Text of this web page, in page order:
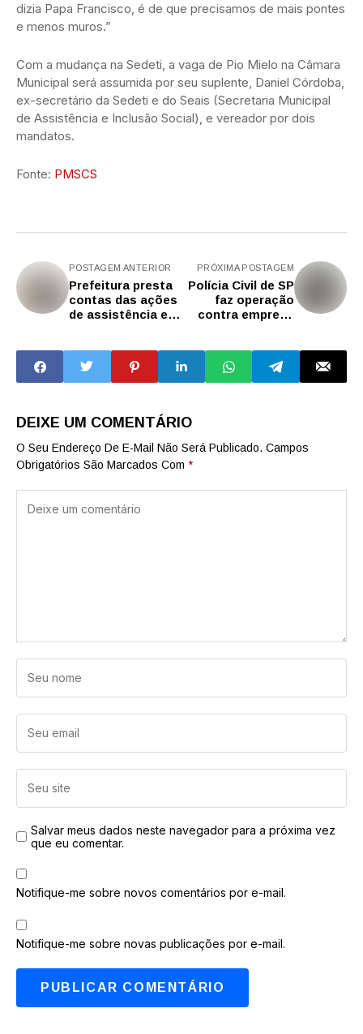
dizia Papa Francisco, é de que precisamos de mais pontes
e menos muros.”
Com a mudança na Sedeti, a vaga de Pio Mielo na Câmara
Municipal será assumida por seu suplente, Daniel Córdoba,
ex-secretário da Sedeti e do Seais (Secretaria Municipal
de Assistência e Inclusão Social), e vereador por dois
mandatos.
Fonte: PMSCS
POSTAGEM ANTERIOR
Prefeitura presta
contas das ações
de assistência e
PRÓXIMA POSTAGEM
Polícia Civil de SP
faz operação
contra empresa
milhões
DEIXE UM COMENTÁRIO
O Seu Endereço De E-Mail Não Será Publicado. Campos
Obrigatórios São Marcados Com *
Salvar meus dados neste navegador para a próxima vez
que eu comentar.
Notifique-me sobre novos comentários por e-mail.
Notifique-me sobre novas publicações por e-mail.